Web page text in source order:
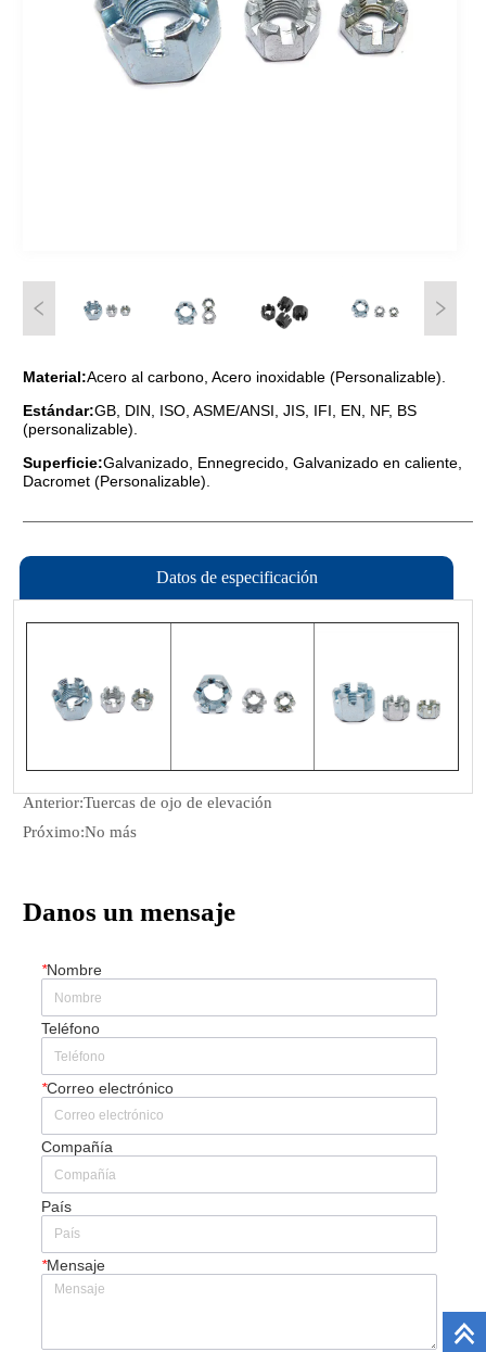
Datos de especificación
Anterior:Tuercas de ojo de elevación
Próximo:No más
Danos un mensaje
*Nombre
Teléfono
*Correo electrónico
Compañía
País
*Mensaje